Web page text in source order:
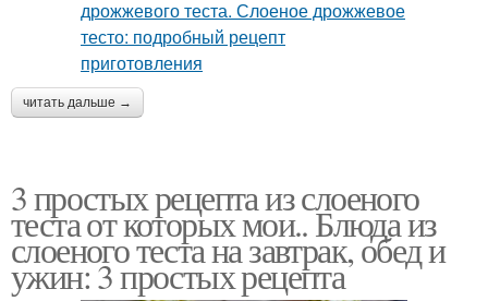
читать дальше →
3 простых рецепта из слоеного
теста от которых мои.. Блюда из
слоеного теста на завтрак, обед и
ужин: 3 простых рецепта